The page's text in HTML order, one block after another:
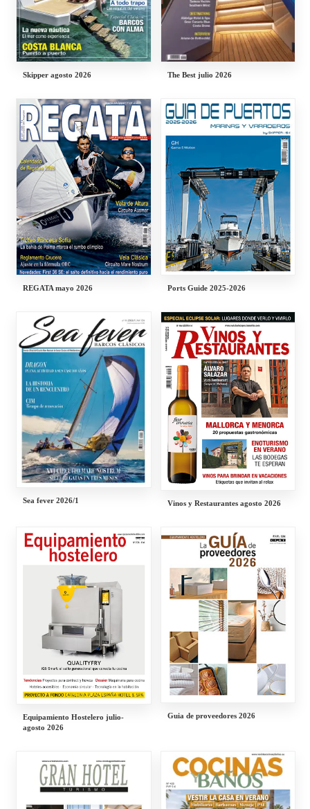
Skipper agosto 2026 The Best julio 2026
REGATA mayo 2026 Ports Guide 2025-2026
Sea fever 2026/1 Vinos y Restaurantes agosto 2026
Equipamiento Hostelero julio-
agosto 2026
Guia de proveedores 2026